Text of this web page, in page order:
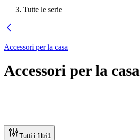
Tutte le serie
Accessori per la casa
Accessori per la casa
Tutti i filtri1